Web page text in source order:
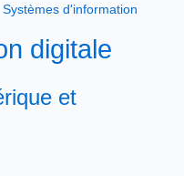
Systèmes d'information
digitale
et